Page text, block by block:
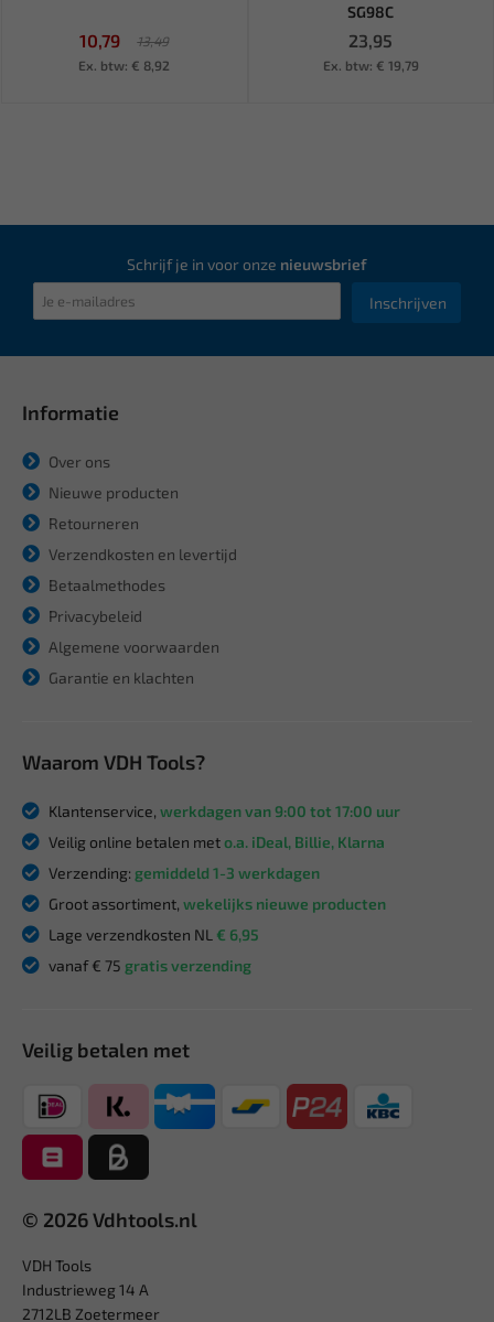
10,79
13,49
Ex. btw: € 8,92
SG98C
23,95
Ex. btw: € 19,79
Schrijf je in voor onze nieuwsbrief
Inschrijven
Informatie
Over ons
Nieuwe producten
Retourneren
Verzendkosten en levertijd
Betaalmethodes
Privacybeleid
Algemene voorwaarden
Garantie en klachten
Waarom VDH Tools?
Klantenservice, werkdagen van 9:00 tot 17:00 uur
Veilig online betalen meto.a. iDeal, Billie, Klarna
Verzending: gemiddeld 1-3 werkdagen
Groot assortiment, wekelijks nieuwe producten
Lage verzendkosten NL € 6,95
vanaf € 75 gratis verzending
Veilig betalen met
© 2026 Vdhtools.nl
VDH Tools
Industrieweg 14 A
2712LB Zoetermeer